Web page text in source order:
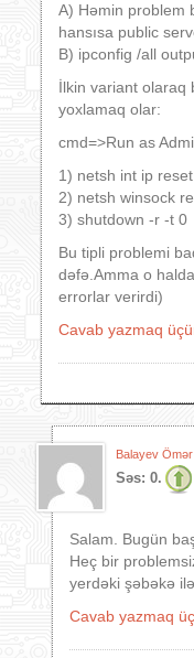
A) Həmin problem
hansısa public
B) ipconfig /all
İlkin variant olaraq
yoxlamaq olar:
cmd=>Run as
1) netsh int ip
2) netsh winsock
3) shutdown -r -t 0
Bu tipli problemi
dəfə.Amma o
errorlar verirdi)
Cavab yazmaq
Balayev Ömər
Səs: 0.
Salam. Bugün
Heç bir
yerdəki şəbəkə ilə
Cavab yazmaq